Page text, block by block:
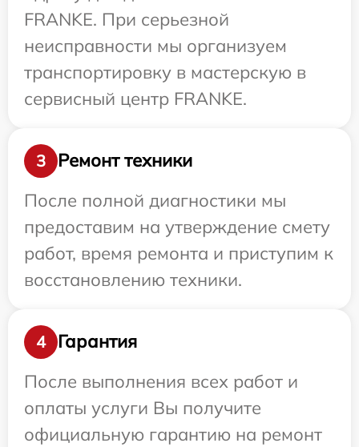
FRANKE. При серьезной
неисправности мы организуем
транспортировку в мастерскую в
сервисный центр FRANKE.
3
Ремонт техники
После полной диагностики мы
предоставим на утверждение смету
работ, время ремонта и приступим к
восстановлению техники.
4
Гарантия
После выполнения всех работ и
оплаты услуги Вы получите
официальную гарантию на ремонт